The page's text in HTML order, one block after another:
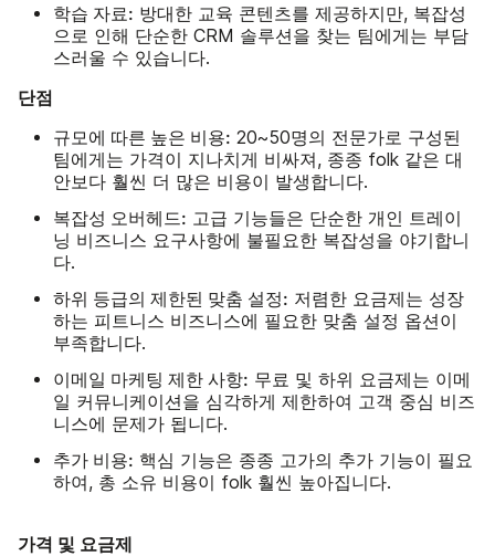
학습 자료: 방대한 교육 콘텐츠를 제공하지만, 복잡성
으로 인해 단순한 CRM 솔루션을 찾는 팀에게는 부담
스러울 수 있습니다.
단점
규모에 따른 높은 비용: 20~50명의 전문가로 구성된
팀에게는 가격이 지나치게 비싸져, 종종 folk 같은 대
안보다 훨씬 더 많은 비용이 발생합니다.
복잡성 오버헤드: 고급 기능들은 단순한 개인 트레이
닝 비즈니스 요구사항에 불필요한 복잡성을 야기합니
다.
하위 등급의 제한된 맞춤 설정: 저렴한 요금제는 성장
하는 피트니스 비즈니스에 필요한 맞춤 설정 옵션이
부족합니다.
이메일 마케팅 제한 사항: 무료 및 하위 요금제는 이메
일 커뮤니케이션을 심각하게 제한하여 고객 중심 비즈
니스에 문제가 됩니다.
추가 비용: 핵심 기능은 종종 고가의 추가 기능이 필요
하여, 총 소유 비용이 folk 훨씬 높아집니다.
가격 및 요금제